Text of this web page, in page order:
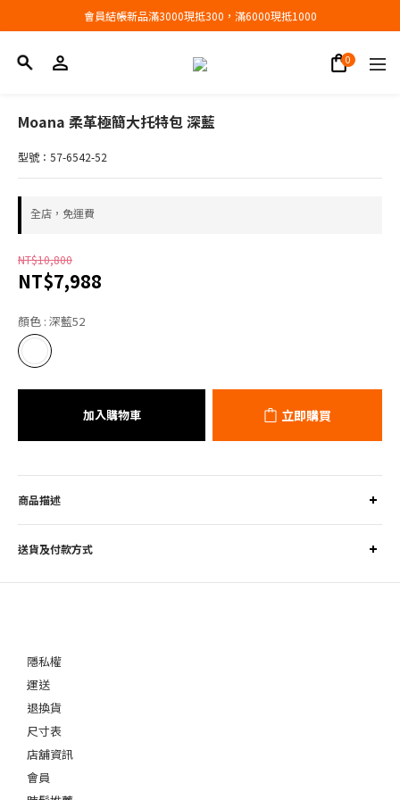
會員結帳新品滿3000現抵300，滿6000現抵1000
會員結帳新品滿3000現抵300，滿6000現抵1000
Moana 柔革極簡大托特包 深藍
型號：57-6542-52
全店，免運費
NT$10,800
NT$7,988
顏色 : 深藍52
加入購物車 立即購買
商品描述
送貨及付款方式
隱私權
運送
退換貨
尺寸表
店舖資訊
會員